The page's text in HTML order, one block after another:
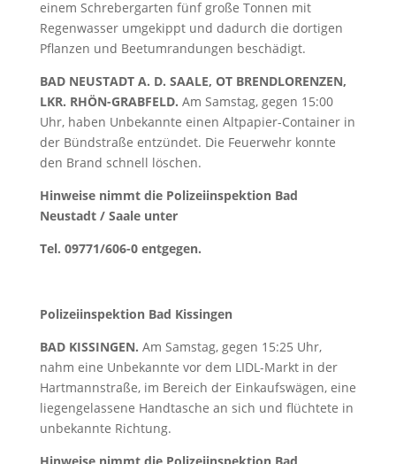
einem Schrebergarten fünf große Tonnen mit
Regenwasser umgekippt und dadurch die dortigen
Pflanzen und Beetumrandungen beschädigt.
BAD NEUSTADT A. D. SAALE, OT BRENDLORENZEN,
LKR. RHÖN-GRABFELD. Am Samstag, gegen 15:00
Uhr, haben Unbekannte einen Altpapier-Container in
der Bündstraße entzündet. Die Feuerwehr konnte
den Brand schnell löschen.
Hinweise nimmt die Polizeiinspektion Bad
Neustadt / Saale unter
Tel. 09771/606-0 entgegen.
Polizeiinspektion Bad Kissingen
BAD KISSINGEN. Am Samstag, gegen 15:25 Uhr,
nahm eine Unbekannte vor dem LIDL-Markt in der
Hartmannstraße, im Bereich der Einkaufswägen, eine
liegengelassene Handtasche an sich und flüchtete in
unbekannte Richtung.
Hinweise nimmt die Polizeiinspektion Bad